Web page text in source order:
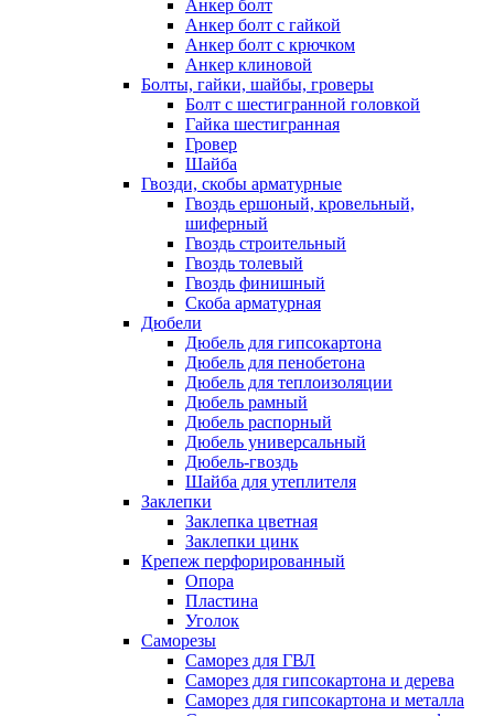
Анкер болт
Анкер болт с гайкой
Анкер болт с крючком
Анкер клиновой
Болты, гайки, шайбы, гроверы
Болт c шестигранной головкой
Гайка шестигранная
Гровер
Шайба
Гвозди, скобы арматурные
Гвоздь ершоный, кровельный,
шиферный
Гвоздь строительный
Гвоздь толевый
Гвоздь финишный
Скоба арматурная
Дюбели
Дюбель для гипсокартона
Дюбель для пенобетона
Дюбель для теплоизоляции
Дюбель рамный
Дюбель распорный
Дюбель универсальный
Дюбель-гвоздь
Шайба для утеплителя
Заклепки
Заклепка цветная
Заклепки цинк
Крепеж перфорированный
Опора
Пластина
Уголок
Саморезы
Саморез для ГВЛ
Саморез для гипсокартона и дерева
Саморез для гипсокартона и металла